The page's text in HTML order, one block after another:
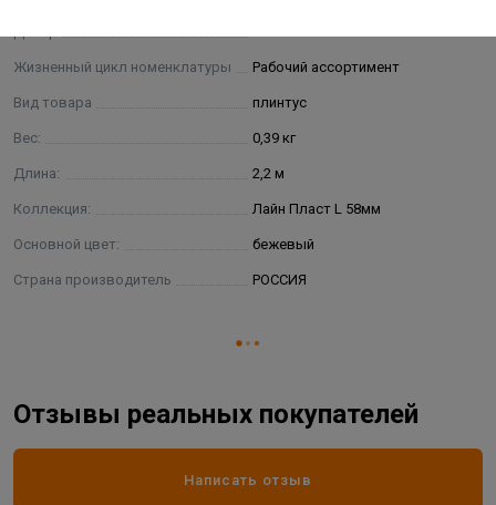
Жизненный цикл номенклатуры Рабочий ассортимент
Вид товара плинтус
Вес: 0,39 кг
Длина: 2,2 м
Коллекция: Лайн Пласт L 58мм
Основной цвет: бежевый
Страна производитель РОССИЯ
Отзывы реальных покупателей
Написать отзыв